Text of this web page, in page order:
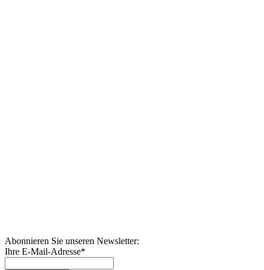
Abonnieren Sie unseren Newsletter:
Ihre E-Mail-Adresse*